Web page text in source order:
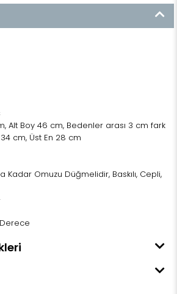
Alt Boy 46 cm, Bedenler arası 3 cm fark
cm, Üst En 28 cm
Kadar Omuzu Düğmelidir, Baskılı, Cepli,